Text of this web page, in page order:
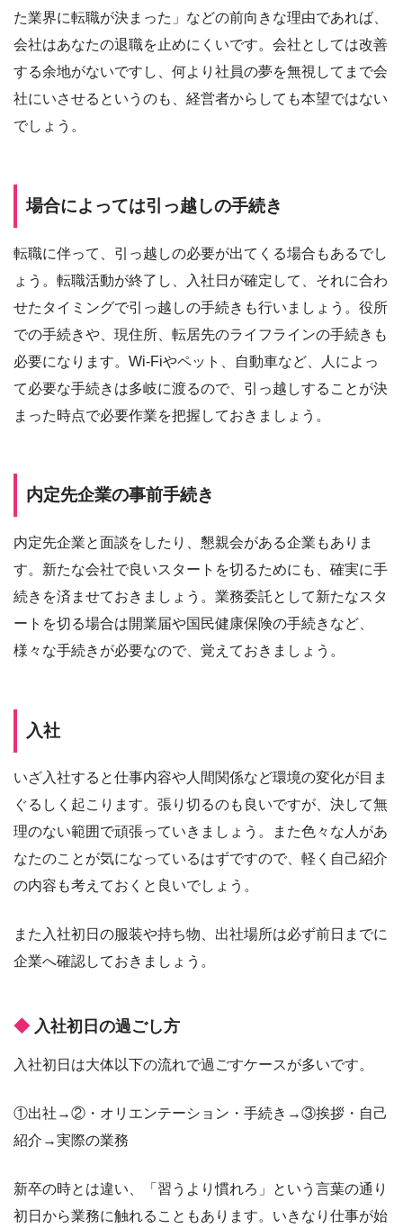
た業界に転職が決まった」などの前向きな理由であれば、
会社はあなたの退職を止めにくいです。会社としては改善
する余地がないですし、何より社員の夢を無視してまで会
社にいさせるというのも、経営者からしても本望ではない
でしょう。
場合によっては引っ越しの手続き
転職に伴って、引っ越しの必要が出てくる場合もあるでし
ょう。転職活動が終了し、入社日が確定して、それに合わ
せたタイミングで引っ越しの手続きも行いましょう。役所
での手続きや、現住所、転居先のライフラインの手続きも
必要になります。Wi-Fiやペット、自動車など、人によっ
て必要な手続きは多岐に渡るので、引っ越しすることが決
まった時点で必要作業を把握しておきましょう。
内定先企業の事前手続き
内定先企業と面談をしたり、懇親会がある企業もありま
す。新たな会社で良いスタートを切るためにも、確実に手
続きを済ませておきましょう。業務委託として新たなスタ
ートを切る場合は開業届や国民健康保険の手続きなど、
様々な手続きが必要なので、覚えておきましょう。
入社
いざ入社すると仕事内容や人間関係など環境の変化が目ま
ぐるしく起こります。張り切るのも良いですが、決して無
理のない範囲で頑張っていきましょう。また色々な人があ
なたのことが気になっているはずですので、軽く自己紹介
の内容も考えておくと良いでしょう。
また入社初日の服装や持ち物、出社場所は必ず前日までに
企業へ確認しておきましょう。
入社初日の過ごし方
入社初日は大体以下の流れで過ごすケースが多いです。
①出社→②・オリエンテーション・手続き→③挨拶・自己
紹介→実際の業務
新卒の時とは違い、「習うより慣れろ」という言葉の通り
初日から業務に触れることもあります。いきなり仕事が始